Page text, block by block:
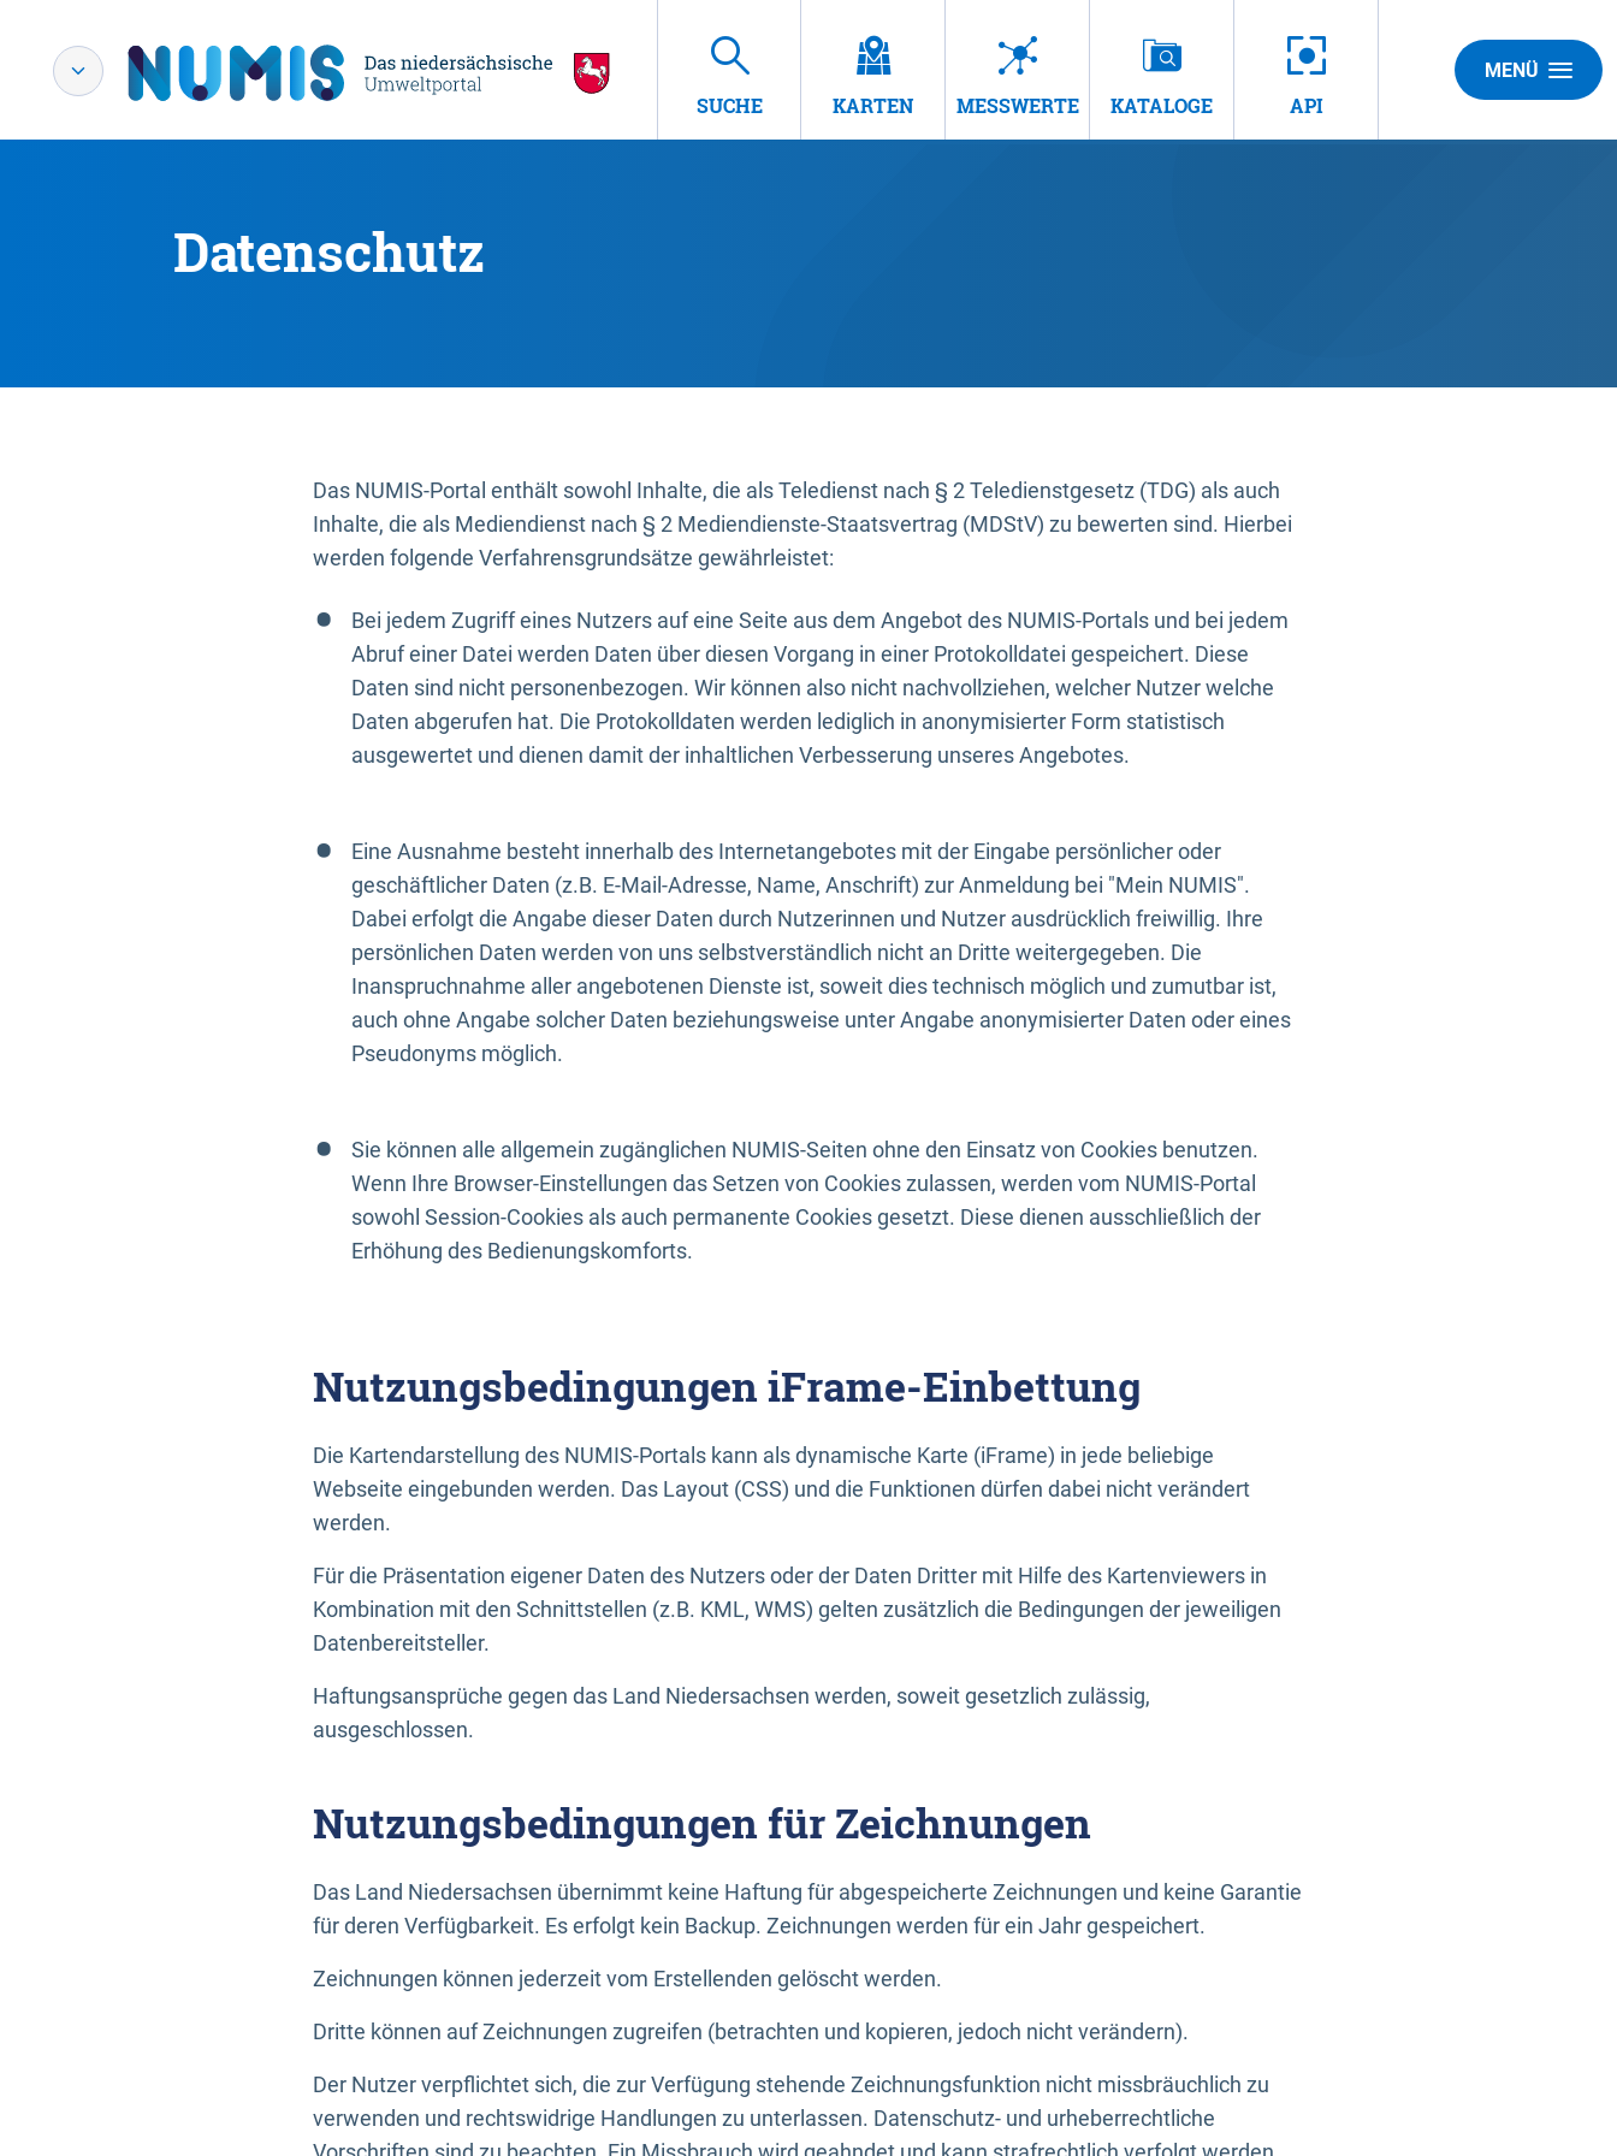
SUCHE KARTEN MESSWERTE KATALOGE API
MENÜ
Datenschutz
Das NUMIS-Portal enthält sowohl Inhalte, die als Teledienst nach § 2 Teledienstgesetz (TDG) als auch
Inhalte, die als Mediendienst nach § 2 Mediendienste-Staatsvertrag (MDStV) zu bewerten sind. Hierbei
werden folgende Verfahrensgrundsätze gewährleistet:
Bei jedem Zugriff eines Nutzers auf eine Seite aus dem Angebot des NUMIS-Portals und bei jedem
Abruf einer Datei werden Daten über diesen Vorgang in einer Protokolldatei gespeichert. Diese
Daten sind nicht personenbezogen. Wir können also nicht nachvollziehen, welcher Nutzer welche
Daten abgerufen hat. Die Protokolldaten werden lediglich in anonymisierter Form statistisch
ausgewertet und dienen damit der inhaltlichen Verbesserung unseres Angebotes.
Eine Ausnahme besteht innerhalb des Internetangebotes mit der Eingabe persönlicher oder
geschäftlicher Daten (z.B. E-Mail-Adresse, Name, Anschrift) zur Anmeldung bei "Mein NUMIS".
Dabei erfolgt die Angabe dieser Daten durch Nutzerinnen und Nutzer ausdrücklich freiwillig. Ihre
persönlichen Daten werden von uns selbstverständlich nicht an Dritte weitergegeben. Die
Inanspruchnahme aller angebotenen Dienste ist, soweit dies technisch möglich und zumutbar ist,
auch ohne Angabe solcher Daten beziehungsweise unter Angabe anonymisierter Daten oder eines
Pseudonyms möglich.
Sie können alle allgemein zugänglichen NUMIS-Seiten ohne den Einsatz von Cookies benutzen.
Wenn Ihre Browser-Einstellungen das Setzen von Cookies zulassen, werden vom NUMIS-Portal
sowohl Session-Cookies als auch permanente Cookies gesetzt. Diese dienen ausschließlich der
Erhöhung des Bedienungskomforts.
Nutzungsbedingungen iFrame-Einbettung
Die Kartendarstellung des NUMIS-Portals kann als dynamische Karte (iFrame) in jede beliebige
Webseite eingebunden werden. Das Layout (CSS) und die Funktionen dürfen dabei nicht verändert
werden.
Für die Präsentation eigener Daten des Nutzers oder der Daten Dritter mit Hilfe des Kartenviewers in
Kombination mit den Schnittstellen (z.B. KML, WMS) gelten zusätzlich die Bedingungen der jeweiligen
Datenbereitsteller.
Haftungsansprüche gegen das Land Niedersachsen werden, soweit gesetzlich zulässig,
ausgeschlossen.
Nutzungsbedingungen für Zeichnungen
Das Land Niedersachsen übernimmt keine Haftung für abgespeicherte Zeichnungen und keine Garantie
für deren Verfügbarkeit. Es erfolgt kein Backup. Zeichnungen werden für ein Jahr gespeichert.
Zeichnungen können jederzeit vom Erstellenden gelöscht werden.
Dritte können auf Zeichnungen zugreifen (betrachten und kopieren, jedoch nicht verändern).
Der Nutzer verpflichtet sich, die zur Verfügung stehende Zeichnungsfunktion nicht missbräuchlich zu
verwenden und rechtswidrige Handlungen zu unterlassen. Datenschutz- und urheberrechtliche